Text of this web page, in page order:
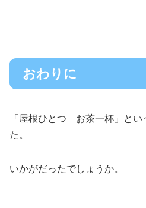
おわりに
「屋根ひとつ お茶一杯」とい
た。
いかがだったでしょうか。